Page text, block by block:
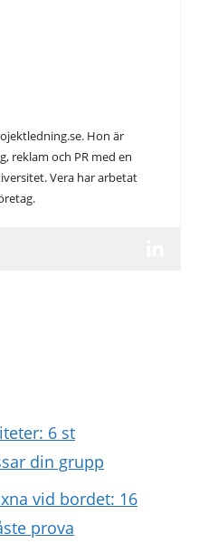
Hon är
reklam och PR med en
Vera har arbetat
6 st
din grupp
vid bordet: 16
prova